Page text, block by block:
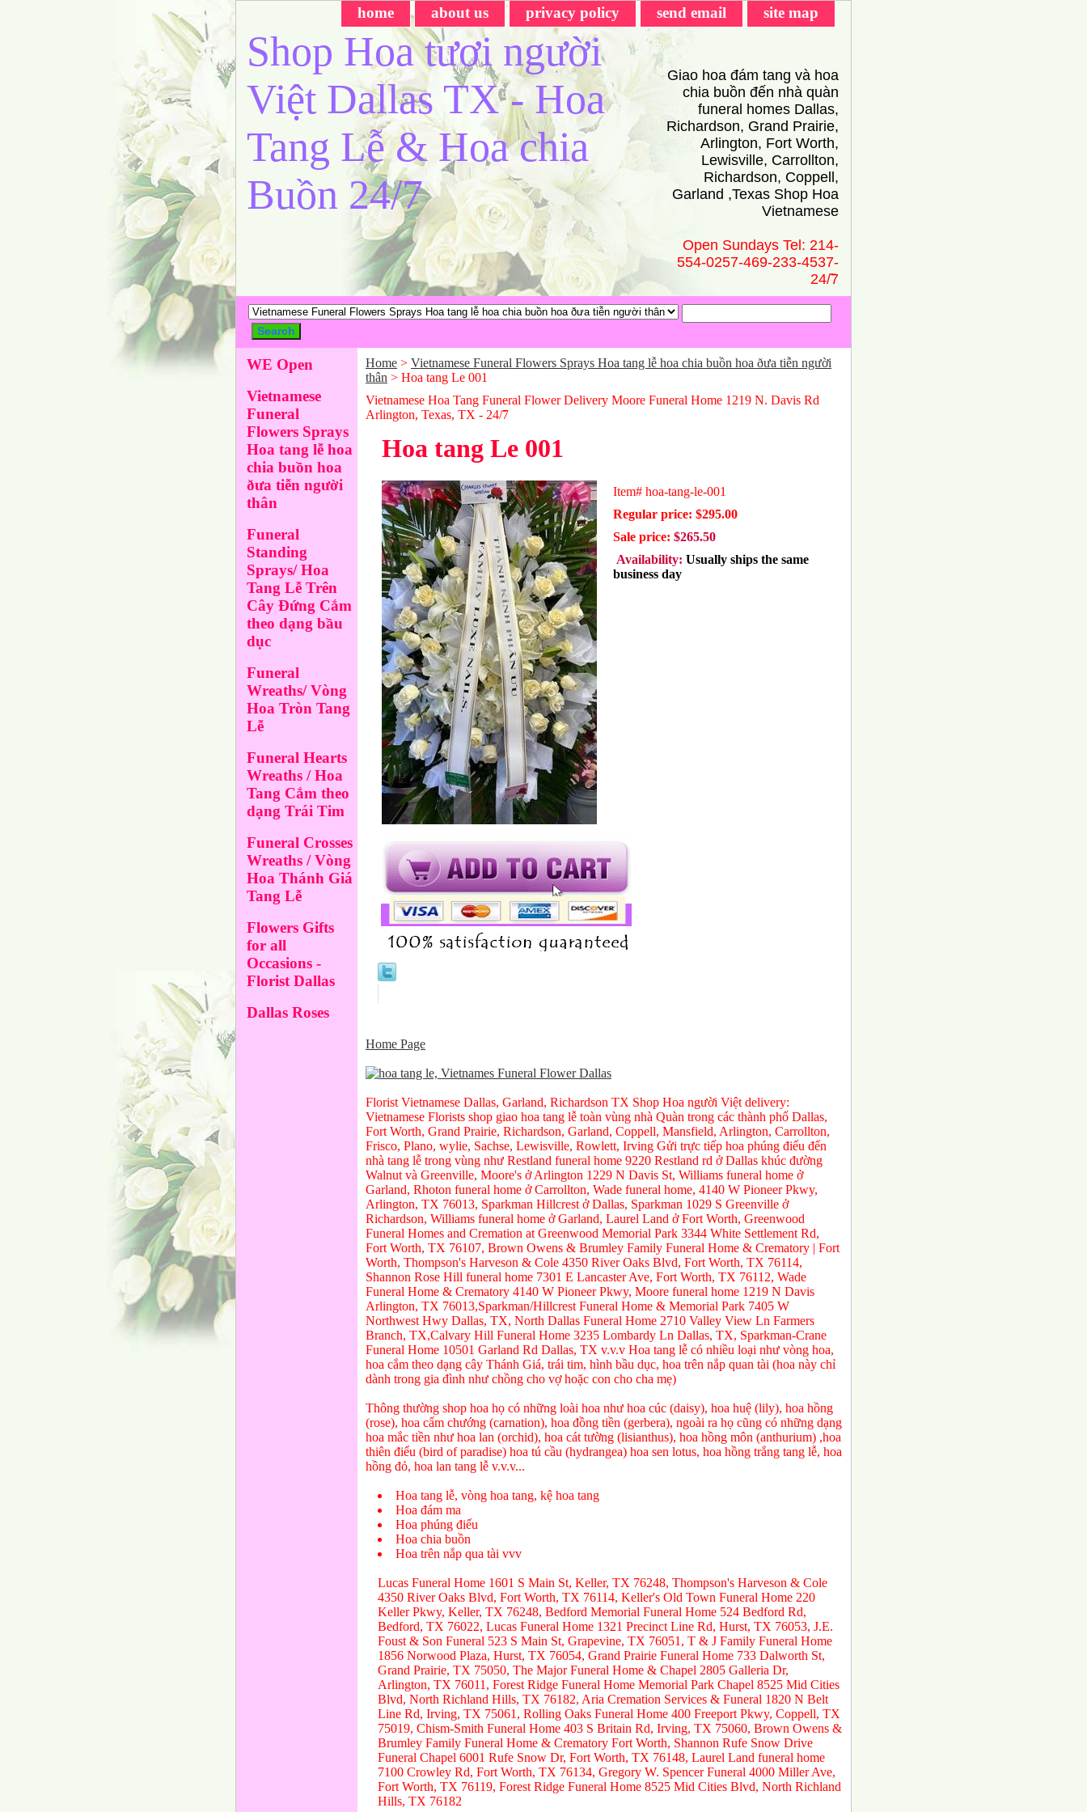
home about us privacy policy send email site map
Shop Hoa tươi người
Việt Dallas TX - Hoa
Tang Lễ & Hoa chia
Buồn 24/7
Giao hoa đám tang và hoa
chia buồn đến nhà quàn
funeral homes Dallas,
Richardson, Grand Prairie,
Arlington, Fort Worth,
Lewisville, Carrollton,
Richardson, Coppell,
Garland ,Texas Shop Hoa
Vietnamese
Open Sundays Tel: 214-
554-0257-469-233-4537-
24/̃7
Home > Vietnamese Funeral Flowers Sprays Hoa tang lễ hoa chia buồn hoa ðưa tiễn người
thân > Hoa tang Le 001
Vietnamese Hoa Tang Funeral Flower Delivery Moore Funeral Home 1219 N. Davis Rd
Arlington, Texas, TX - 24/̃7
Hoa tang Le 001
Item# hoa-tang-le-001
Regular price: $295.00
Sale price: $265.50
Availability: Usually ships the same
business day
Home Page
Florist Vietnamese Dallas, Garland, Richardson TX Shop Hoa người Việt delivery:
Vietnamese Florists shop giao hoa tang lễ toàn vùng nhà Quàn trong các thành phố Dallas,
Fort Worth, Grand Prairie, Richardson, Garland, Coppell, Mansfield, Arlington, Carrollton,
Frisco, Plano, wylie, Sachse, Lewisville, Rowlett, Irving Gửi trực tiếp hoa phúng điếu đến
nhà tang lễ trong vùng như Restland funeral home 9220 Restland rd ở Dallas khúc đường
Walnut và Greenville, Moore's ở Arlington 1229 N Davis St, Williams funeral home ở
Garland, Rhoton funeral home ở Carrollton, Wade funeral home, 4140 W Pioneer Pkwy,
Arlington, TX 76013, Sparkman Hillcrest ở Dallas, Sparkman 1029 S Greenville ở
Richardson, Williams funeral home ở Garland, Laurel Land ở Fort Worth, Greenwood
Funeral Homes and Cremation at Greenwood Memorial Park 3344 White Settlement Rd,
Fort Worth, TX 76107, Brown Owens & Brumley Family Funeral Home & Crematory | Fort
Worth, Thompson's Harveson & Cole 4350 River Oaks Blvd, Fort Worth, TX 76114,
Shannon Rose Hill funeral home 7301 E Lancaster Ave, Fort Worth, TX 76112, Wade
Funeral Home & Crematory 4140 W Pioneer Pkwy, Moore funeral home 1219 N Davis
Arlington, TX 76013,Sparkman/Hillcrest Funeral Home & Memorial Park 7405 W
Northwest Hwy Dallas, TX, North Dallas Funeral Home 2710 Valley View Ln Farmers
Branch, TX,Calvary Hill Funeral Home 3235 Lombardy Ln Dallas, TX, Sparkman-Crane
Funeral Home 10501 Garland Rd Dallas, TX v.v.v Hoa tang lễ có nhiều loại như vòng hoa,
hoa cắm theo dạng cây Thánh Giá, trái tim, hình bầu dục, hoa trên nắp quan tài (hoa này chỉ
dành trong gia đình như chồng cho vợ hoặc con cho cha mẹ)
Thông thường shop hoa họ có những loài hoa như hoa cúc (daisy), hoa huệ (lily), hoa hồng
(rose), hoa cẩm chướng (carnation), hoa đồng tiền (gerbera), ngoài ra họ cũng có những dạng
hoa mắc tiền như hoa lan (orchid), hoa cát tường (lisianthus), hoa hồng môn (anthurium) ,hoa
thiên điểu (bird of paradise) hoa tú cầu (hydrangea) hoa sen lotus, hoa hồng trắng tang lễ, hoa
hồng đỏ, hoa lan tang lễ v.v.v...
Hoa tang lễ, vòng hoa tang, kệ hoa tang
Hoa đám ma
Hoa phúng điếu
Hoa chia buồn
Hoa trên nắp qua tài vvv
Lucas Funeral Home 1601 S Main St, Keller, TX 76248, Thompson's Harveson & Cole
4350 River Oaks Blvd, Fort Worth, TX 76114, Keller's Old Town Funeral Home 220
Keller Pkwy, Keller, TX 76248, Bedford Memorial Funeral Home 524 Bedford Rd,
Bedford, TX 76022, Lucas Funeral Home 1321 Precinct Line Rd, Hurst, TX 76053, J.E.
Foust & Son Funeral 523 S Main St, Grapevine, TX 76051, T & J Family Funeral Home
1856 Norwood Plaza, Hurst, TX 76054, Grand Prairie Funeral Home 733 Dalworth St,
Grand Prairie, TX 75050, The Major Funeral Home & Chapel 2805 Galleria Dr,
Arlington, TX 76011, Forest Ridge Funeral Home Memorial Park Chapel 8525 Mid Cities
Blvd, North Richland Hills, TX 76182, Aria Cremation Services & Funeral 1820 N Belt
Line Rd, Irving, TX 75061, Rolling Oaks Funeral Home 400 Freeport Pkwy, Coppell, TX
75019, Chism-Smith Funeral Home 403 S Britain Rd, Irving, TX 75060, Brown Owens &
Brumley Family Funeral Home & Crematory Fort Worth, Shannon Rufe Snow Drive
Funeral Chapel 6001 Rufe Snow Dr, Fort Worth, TX 76148, Laurel Land funeral home
7100 Crowley Rd, Fort Worth, TX 76134, Gregory W. Spencer Funeral 4000 Miller Ave,
Fort Worth, TX 76119, Forest Ridge Funeral Home 8525 Mid Cities Blvd, North Richland
Hills, TX 76182
WE Open
Vietnamese
Funeral
Flowers Sprays
Hoa tang lễ hoa
chia buồn hoa
ðưa tiễn người
thân
Funeral
Standing
Sprays/ Hoa
Tang Lễ Trên
Cây Đứng Cắm
theo dạng bầu
dục
Funeral
Wreaths/ Vòng
Hoa Tròn Tang
Lễ
Funeral Hearts
Wreaths / Hoa
Tang Cắm theo
dạng Trái Tim
Funeral Crosses
Wreaths / Vòng
Hoa Thánh Giá
Tang Lễ
Flowers Gifts
for all
Occasions -
Florist Dallas
Dallas Roses